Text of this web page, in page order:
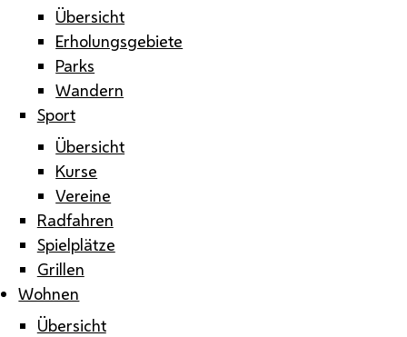
Übersicht
Erholungsgebiete
Parks
Wandern
Sport
Übersicht
Kurse
Vereine
Radfahren
Spielplätze
Grillen
Wohnen
Übersicht